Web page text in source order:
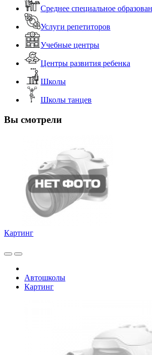
Среднее специальное
Услуги репетиторов
Учебные центры
Центры развития ребенка
Школы
Школы танцев
Вы смотрели
Картинг
Автошколы
Картинг